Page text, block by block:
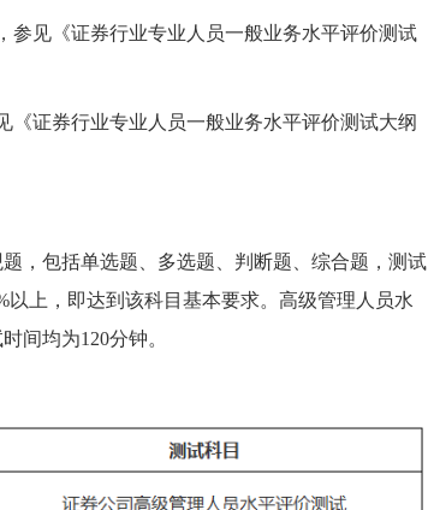
参见《证券行业专业人员一般业务水平评价测试
《证券行业专业人员一般业务水平评价测试大纲
，包括单选题、多选题、判断题、综合题，测试
以上，即达到该科目基本要求。高级管理人员水
间均为120分钟。